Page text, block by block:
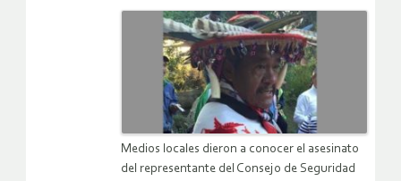
Medios locales dieron a conocer el asesinato
del representante del Consejo de Seguridad